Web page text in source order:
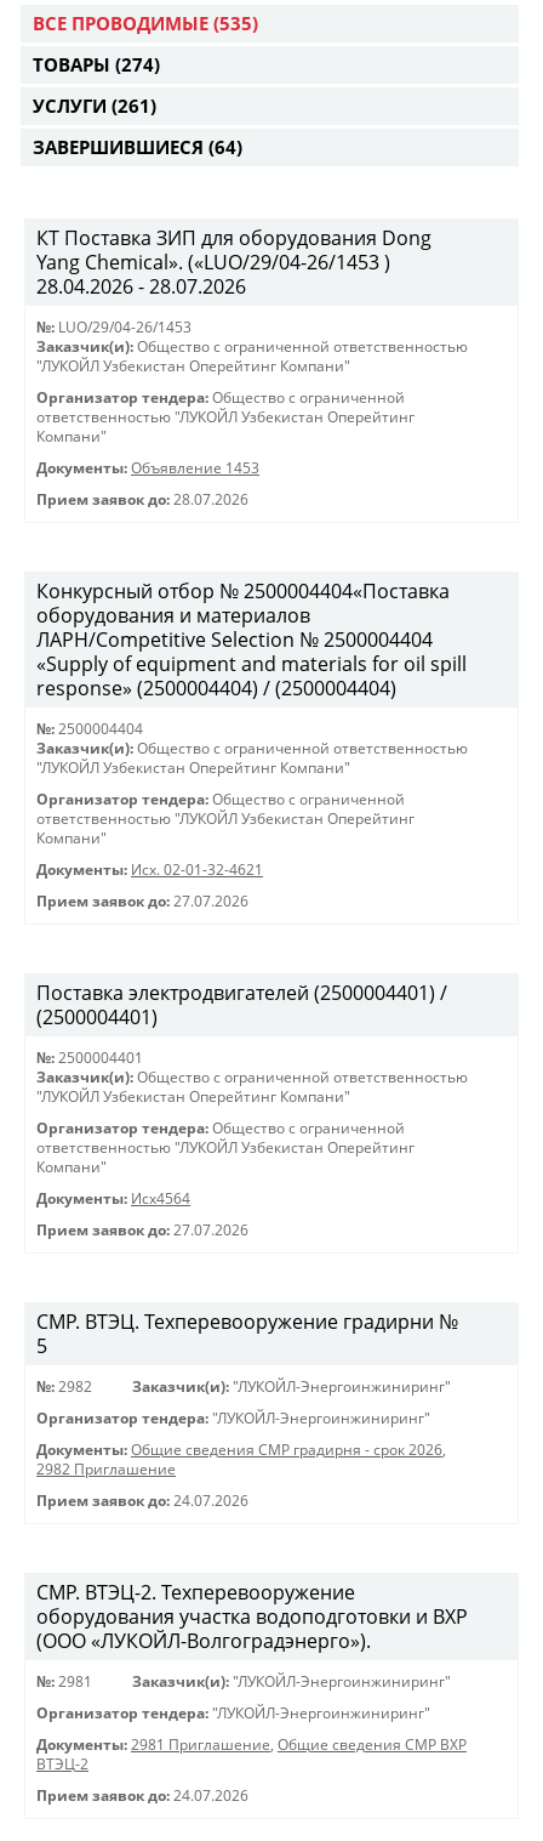
ВСЕ ПРОВОДИМЫЕ (535)
ТОВАРЫ (274)
УСЛУГИ (261)
ЗАВЕРШИВШИЕСЯ (64)
КТ Поставка ЗИП для оборудования Dong
Yang Chemical». («LUO/29/04-26/1453 )
28.04.2026 - 28.07.2026
№: LUO/29/04-26/1453
Заказчик(и): Общество с ограниченной ответственностью
"ЛУКОЙЛ Узбекистан Оперейтинг Компани"
Организатор тендера: Общество с ограниченной
ответственностью "ЛУКОЙЛ Узбекистан Оперейтинг
Компани"
Документы: Объявление 1453
Прием заявок до: 28.07.2026
Конкурсный отбор № 2500004404«Поставка
оборудования и материалов
ЛАРН/Competitive Selection № 2500004404
«Supply of equipment and materials for oil spill
response» (2500004404) / (2500004404)
№: 2500004404
Заказчик(и): Общество с ограниченной ответственностью
"ЛУКОЙЛ Узбекистан Оперейтинг Компани"
Организатор тендера: Общество с ограниченной
ответственностью "ЛУКОЙЛ Узбекистан Оперейтинг
Компани"
Документы: Исх. 02-01-32-4621
Прием заявок до: 27.07.2026
Поставка электродвигателей (2500004401) /
(2500004401)
№: 2500004401
Заказчик(и): Общество с ограниченной ответственностью
"ЛУКОЙЛ Узбекистан Оперейтинг Компани"
Организатор тендера: Общество с ограниченной
ответственностью "ЛУКОЙЛ Узбекистан Оперейтинг
Компани"
Документы: Исх4564
Прием заявок до: 27.07.2026
СМР. ВТЭЦ. Техперевооружение градирни №
5
№: 2982 Заказчик(и): "ЛУКОЙЛ-Энергоинжиниринг"
Организатор тендера: "ЛУКОЙЛ-Энергоинжиниринг"
Документы: Общие сведения СМР градирня - срок 2026,
2982 Приглашение
Прием заявок до: 24.07.2026
СМР. ВТЭЦ-2. Техперевооружение
оборудования участка водоподготовки и ВХР
(ООО «ЛУКОЙЛ-Волгоградэнерго»).
№: 2981 Заказчик(и): "ЛУКОЙЛ-Энергоинжиниринг"
Организатор тендера: "ЛУКОЙЛ-Энергоинжиниринг"
Документы: 2981 Приглашение, Общие сведения СМР ВХР
ВТЭЦ-2
Прием заявок до: 24.07.2026